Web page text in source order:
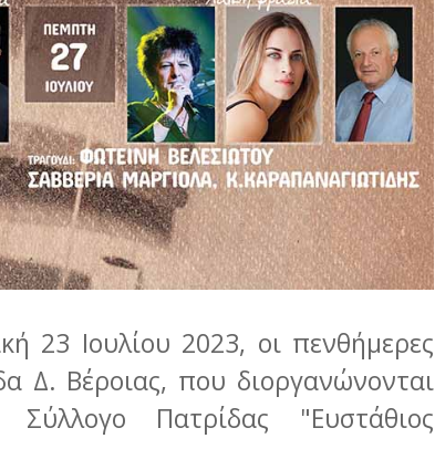
23 Ιουλίου 2023, οι πενθήμερες
Δ. Βέροιας, που διοργανώνονται
Πατρίδας "Ευστάθιος